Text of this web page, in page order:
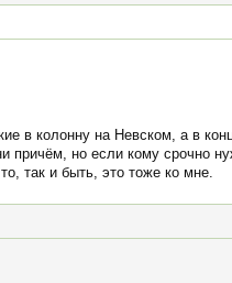
в колонну на Невском, а в
причём, но если кому срочно
так и быть, это тоже ко мне.